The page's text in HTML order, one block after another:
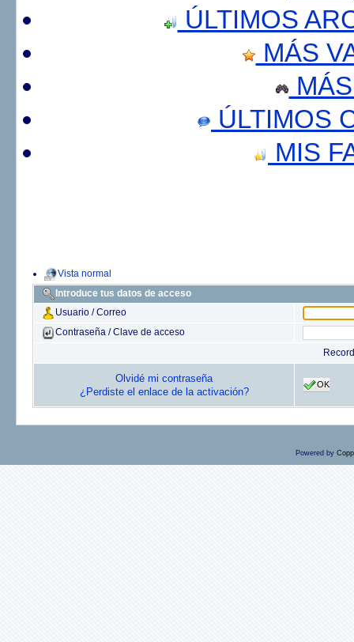
ÚLTIMOS
MÁS
ÚLTIMOS
MIS
Vista normal
Introduce tus datos de acceso
Usuario / Correo
Contraseña / Clave de acceso
Olvidé mi contraseña
¿Perdiste el enlace de la activación?
OK
Powered by